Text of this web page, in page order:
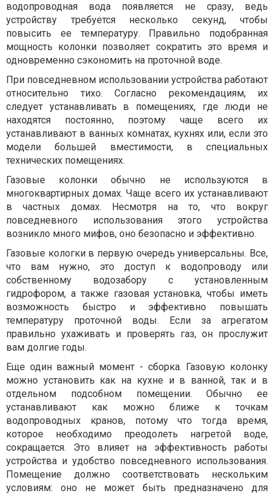
водопроводная вода появляется не сразу, ведь
устройству требуется несколько секунд, чтобы
повысить ее температуру. Правильно подобранная
мощность колонки позволяет сократить это время и
одновременно сэкономить на проточной воде.
При повседневном использовании устройства работают
относительно тихо. Согласно рекомендациям, их
следует устанавливать в помещениях, где люди не
находятся постоянно, поэтому чаще всего их
устанавливают в ванных комнатах, кухнях или, если это
модели большей вместимости, в специальных
технических помещениях.
Газовые колонки обычно не используются в
многоквартирных домах. Чаще всего их устанавливают
в частных домах. Несмотря на то, что вокруг
повседневного использования этого устройства
возникло много мифов, оно безопасно и эффективно.
Газовые кологки в первую очередь универсальны. Все,
что вам нужно, это доступ к водопроводу или
собственному водозабору с установленным
гидрофором, а также газовая установка, чтобы иметь
возможность быстро и эффективно повышать
температуру проточной воды. Если за агрегатом
правильно ухаживать и проверять газ, он прослужит
вам долгие годы.
Еще один важный момент - сборка. Газовую колонку
можно установить как на кухне и в ванной, так и в
отдельном подсобном помещении. Обычно ее
устанавливают как можно ближе к точкам
водопроводных кранов, потому что тогда время,
которое необходимо преодолеть нагретой воде,
сокращается. Это влияет на эффективность работы
устройства и удобство повседневного использования.
Помещение должно соответствовать нескольким
условиям: оно не может быть предназначено для